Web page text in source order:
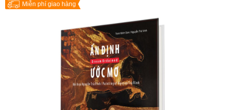
Miễn phí giao hàng